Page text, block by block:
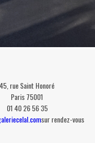
45, rue Saint Honoré
Paris 75001
01 40 26 56 35
sur rendez-vous